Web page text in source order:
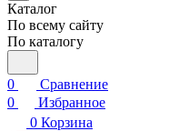
Каталог
По всему сайту
По каталогу
0
Сравнение
0
Избранное
0 Корзина